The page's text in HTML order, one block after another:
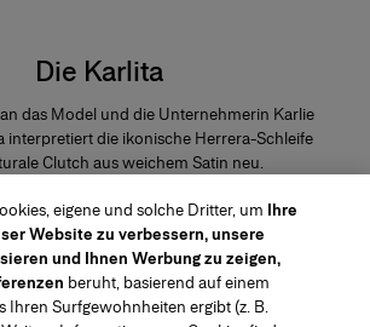
Die Karlita
das Model und die Unternehmerin Karlie
interpretiert die ikonische Herrera-Schleife
Clutch aus weichem Satin neu.
KAUFEN
eigene und solche Dritter, um Ihre
Website zu verbessern, unsere
und Ihnen Werbung zu zeigen,
beruht, basierend auf einem
Ihren Surfgewohnheiten ergibt (z. B.